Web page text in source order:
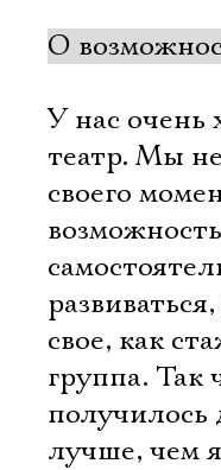
О
У нас очень
театр. Мы
своего
возможность
свое, как
группа. Так
получилось
лучше, чем